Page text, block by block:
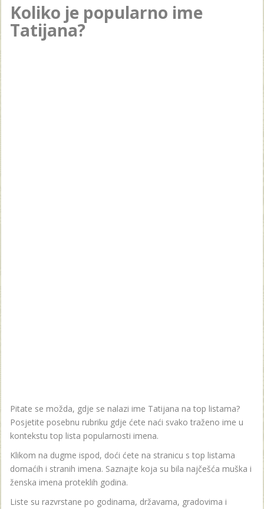
Koliko je popularno ime
Tatijana?
Pitate se možda, gdje se nalazi ime Tatijana na top listama?
Posjetite posebnu rubriku gdje ćete naći svako traženo ime u
kontekstu top lista popularnosti imena.
Klikom na dugme ispod, doći ćete na stranicu s top listama
domaćih i stranih imena. Saznajte koja su bila najčešća muška i
ženska imena proteklih godina.
Liste su razvrstane po godinama, državama, gradovima i